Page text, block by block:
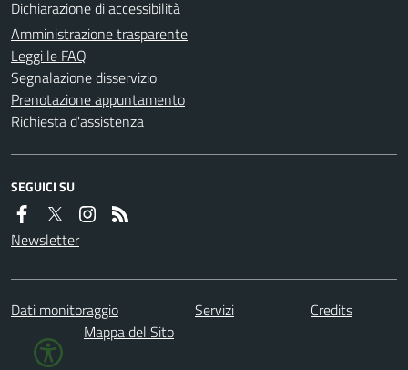
Dichiarazione di accessibilità
Amministrazione trasparente
Leggi le FAQ
Segnalazione disservizio
Prenotazione appuntamento
Richiesta d'assistenza
SEGUICI SU
Newsletter
Dati monitoraggio Servizi
Credits
Mappa del Sito